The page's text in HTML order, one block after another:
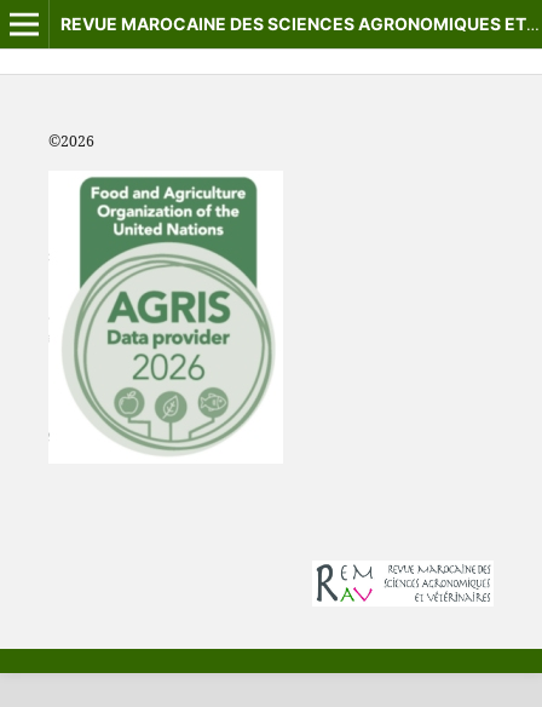
REVUE MAROCAINE DES SCIENCES AGRONOMIQUES ET VÉTÉRINAIRES
©2026